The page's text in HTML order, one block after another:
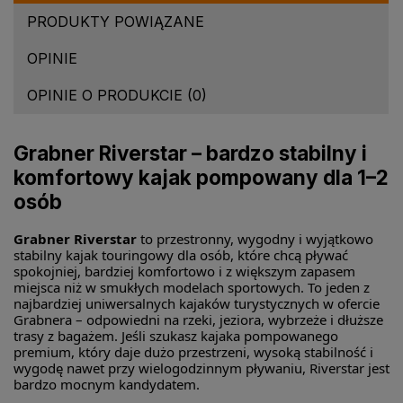
PRODUKTY POWIĄZANE
OPINIE
OPINIE O PRODUKCIE (0)
Grabner Riverstar – bardzo stabilny i
komfortowy kajak pompowany dla 1–2
osób
Grabner Riverstar to przestronny, wygodny i wyjątkowo
stabilny kajak touringowy dla osób, które chcą pływać
spokojniej, bardziej komfortowo i z większym zapasem
miejsca niż w smukłych modelach sportowych. To jeden z
najbardziej uniwersalnych kajaków turystycznych w ofercie
Grabnera – odpowiedni na rzeki, jeziora, wybrzeże i dłuższe
trasy z bagażem. Jeśli szukasz kajaka pompowanego
premium, który daje dużo przestrzeni, wysoką stabilność i
wygodę nawet przy wielogodzinnym pływaniu, Riverstar jest
bardzo mocnym kandydatem.